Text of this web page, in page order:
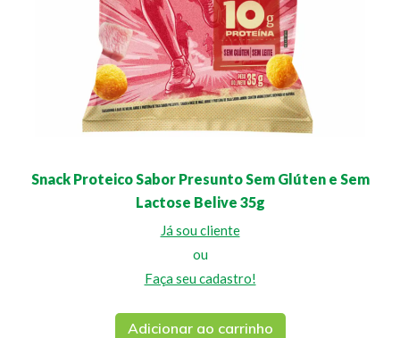
Snack Proteico Sabor Presunto Sem Glúten e Sem
Lactose Belive 35g
Já sou cliente
ou
Faça seu cadastro!
Adicionar ao carrinho